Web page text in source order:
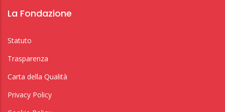
La Fondazione
Statuto
Trasparenza
Carta della Qualità
Privacy Policy